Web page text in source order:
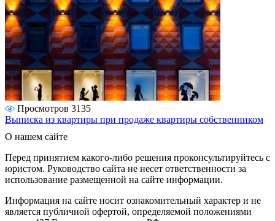
Просмотров 3135
Выписка из квартиры при продаже квартиры собственником
О нашем сайте
Перед принятием какого-либо решения проконсультируйтесь с
юристом. Руководство сайта не несет ответственности за
использование размещенной на сайте информации.
Информация на сайте носит ознакомительный характер и не
является публичной офертой, определяемой положениями